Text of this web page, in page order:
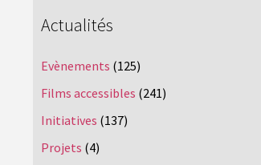
Actualités
Evènements (125)
Films accessibles (241)
Initiatives (137)
Projets (4)